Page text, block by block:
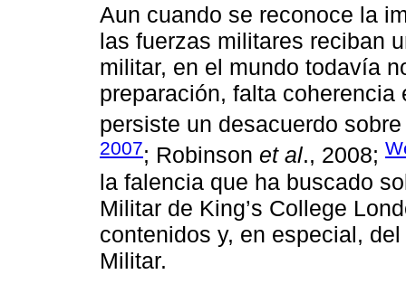
Aun cuando se reconoce la
las fuerzas militares reciban
militar, en el mundo todavía
preparación, falta
persiste un desacuerdo
2007; Robinson et al., 2008;
la falencia que ha buscado
Militar de King’s College
contenidos y, en especial,
Militar.